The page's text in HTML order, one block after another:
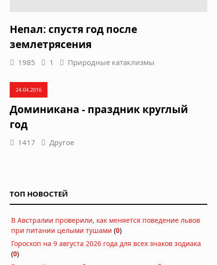
Непал: спустя год после
землетрясения
1985 1 Природные катаклизмы
24.04.2016
Доминикана - праздник круглый
год
1417 Другое
ТОП НОВОСТЕЙ
В Австралии проверили, как меняется поведение львов
при питании целыми тушами (0)
Гороскоп на 9 августа 2026 года для всех знаков зодиака
(0)